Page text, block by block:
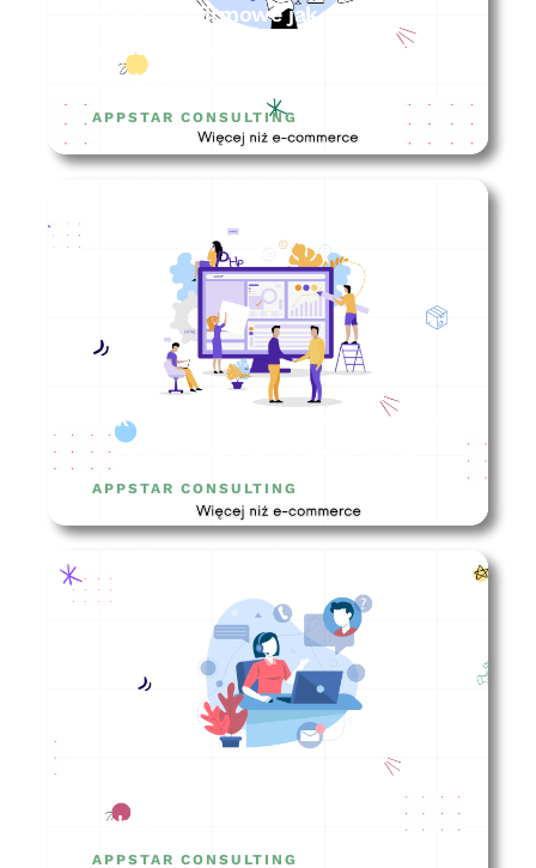
spotkania firmowe jak
wykorzystać ten czas do wzrostu
Twojej firmy?
APPSTAR CONSULTING
Jak wybrać agencję marketingową
do współpracy w biznesie online?
APPSTAR CONSULTING
dobrze?
APPSTAR CONSULTING